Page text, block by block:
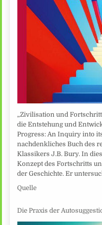
„Zivilisation und
die Entstehung und
Progress: An Inquiry into
nachdenkliches Buch des
Klassikers J.B. Bury. In
Konzept des Fortschritts
der Geschichte. Er
Quelle
Die Praxis der